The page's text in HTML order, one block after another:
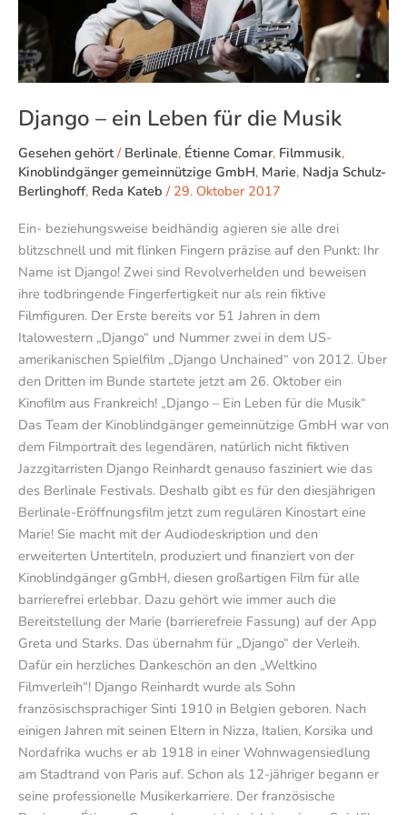
Django – ein Leben für die Musik
Gesehen gehört/ Berlinale, Étienne Comar, Filmmusik,
Kinoblindgänger gemeinnützige GmbH, Marie, Nadja Schulz-
Berlinghoff, Reda Kateb / 29. Oktober 2017
Ein- beziehungsweise beidhändig agieren sie alle drei
blitzschnell und mit flinken Fingern präzise auf den Punkt: Ihr
Name ist Django! Zwei sind Revolverhelden und beweisen
ihre todbringende Fingerfertigkeit nur als rein fiktive
Filmfiguren. Der Erste bereits vor 51 Jahren in dem
Italowestern „Django“ und Nummer zwei in dem US-
amerikanischen Spielfilm „Django Unchained“ von 2012. Über
den Dritten im Bunde startete jetzt am 26. Oktober ein
Kinofilm aus Frankreich! „Django – Ein Leben für die Musik“
Das Team der Kinoblindgänger gemeinnützige GmbH war von
dem Filmportrait des legendären, natürlich nicht fiktiven
Jazzgitarristen Django Reinhardt genauso fasziniert wie das
des Berlinale Festivals. Deshalb gibt es für den diesjährigen
Berlinale-Eröffnungsfilm jetzt zum regulären Kinostart eine
Marie! Sie macht mit der Audiodeskription und den
erweiterten Untertiteln, produziert und finanziert von der
Kinoblindgänger gGmbH, diesen großartigen Film für alle
barrierefrei erlebbar. Dazu gehört wie immer auch die
Bereitstellung der Marie (barrierefreie Fassung) auf der App
Greta und Starks. Das übernahm für „Django“ der Verleih.
Dafür ein herzliches Dankeschön an den „Weltkino
Filmverleih“! Django Reinhardt wurde als Sohn
französischsprachiger Sinti 1910 in Belgien geboren. Nach
einigen Jahren mit seinen Eltern in Nizza, Italien, Korsika und
Nordafrika wuchs er ab 1918 in einer Wohnwagensiedlung
am Stadtrand von Paris auf. Schon als 12-jähriger begann er
seine professionelle Musikerkarriere. Der französische